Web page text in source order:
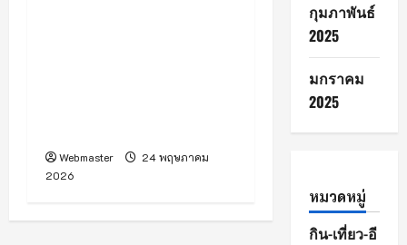
Webmaster
24 พฤษภาคม
2026
กุมภาพันธ์
2025
มกราคม
2025
หมวดหมู่
กิน-เที่ยว-อี